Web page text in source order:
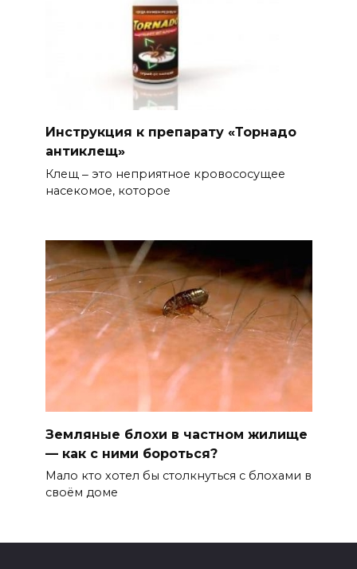
Инструкция к препарату «Торнадо
антиклещ»
Клещ ‒ это неприятное кровососущее
насекомое, которое
Земляные блохи в частном жилище
— как с ними бороться?
Мало кто хотел бы столкнуться с блохами в
своём доме